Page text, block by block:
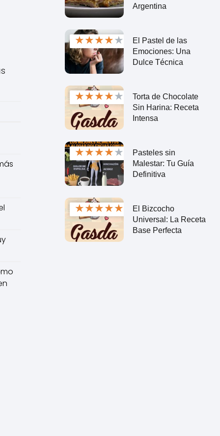
Argentina
★★★★★
El Pastel de las
Emociones: Una
Dulce Técnica
★★★★★
Torta de Chocolate
Sin Harina: Receta
Intensa
★★★★★
Pasteles sin
Malestar: Tu Guía
Definitiva
★★★★★
El Bizcocho
Universal: La Receta
Base Perfecta